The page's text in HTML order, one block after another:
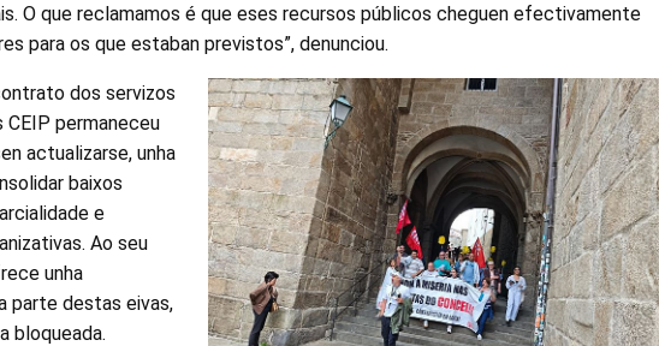
O que reclamamos é que eses recursos públicos cheguen efectivamente
para os que estaban previstos”, denunciou.
dos servizos
permaneceu
actualizarse, unha
baixos
e
Ao seu
unha
parte destas eivas,
bloqueada.